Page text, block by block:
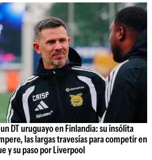
DT uruguayo en Finlandia: su insólita
las largas travesías para competir en
y su paso por Liverpool